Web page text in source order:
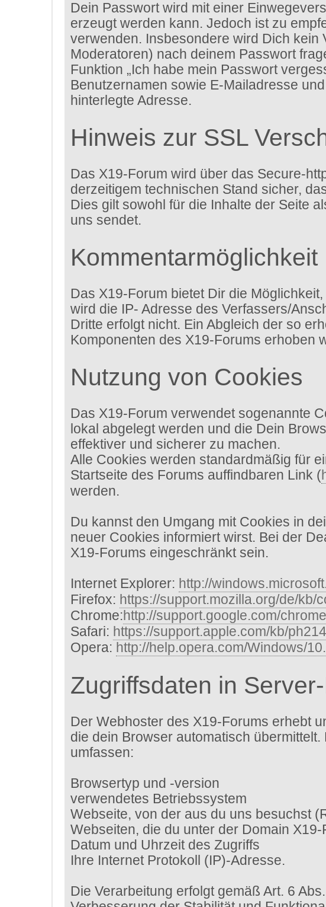
Dein Passwort wird mit einer
erzeugt werden kann. Jedoch ist zu
verwenden. Insbesondere wird Dich kein
Moderatoren) nach deinem Passwort
Funktion „Ich habe mein Passwort
Benutzernamen sowie E-Mailadresse
hinterlegte Adresse.
Hinweis zur SSL
Das X19-Forum wird über das Secure-
derzeitigem technischen Stand sicher,
Dies gilt sowohl für die Inhalte der Seite
uns sendet.
Kommentarmöglichkeit
Das X19-Forum bietet Dir die
wird die IP- Adresse des Verfassers/
Dritte erfolgt nicht. Ein Abgleich der so
Komponenten des X19-Forums erhoben
Nutzung von Cookies
Das X19-Forum verwendet sogenannte
lokal abgelegt werden und die Dein
effektiver und sicherer zu machen.
Alle Cookies werden standardmäßig für
Startseite des Forums auffindbaren Link (
werden.
Du kannst den Umgang mit Cookies in
neuer Cookies informiert wirst. Bei der
X19-Forums eingeschränkt sein.
Internet Explorer: http://
Firefox: https://support.mozilla.org/de/kb/
Chrome:http://support.google.com/
Safari: https://support.apple.com/kb/
Opera: http://help.opera.com/Windows/
Zugriffsdaten in
Der Webhoster des X19-Forums erhebt
die dein Browser automatisch
umfassen:
Browsertyp und -version
verwendetes Betriebssystem
Webseite, von der aus du uns besuchst
Webseiten, die du unter der Domain
Datum und Uhrzeit des Zugriffs
Ihre Internet Protokoll (IP)-Adresse.
Die Verarbeitung erfolgt gemäß Art. 6